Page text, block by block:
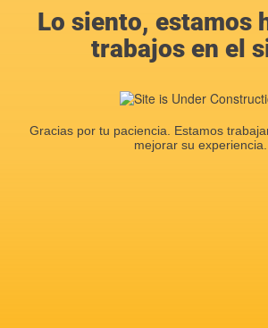
Lo siento, estamos
trabajos en el
Gracias por tu paciencia. Estamos
mejorar su experiencia.